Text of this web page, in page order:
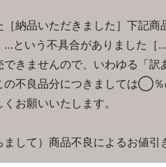
［納品いただきました］下
…という不具合がありました
きませんので、いわゆる「訳
不良品分につきましては◯
お願いいたします。
して）商品不良によるお値引